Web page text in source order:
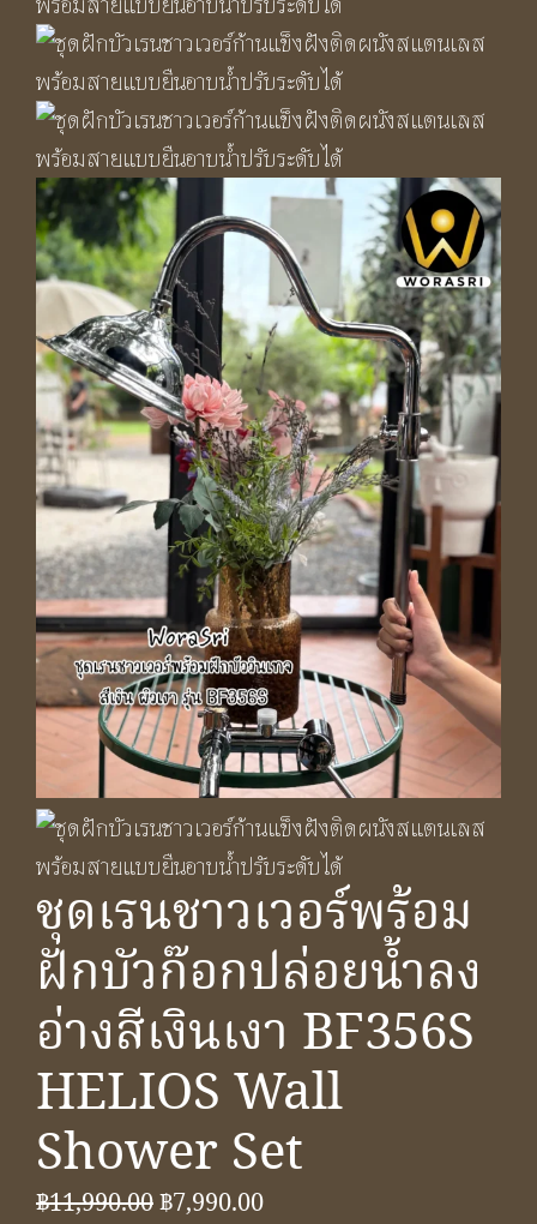
ชุดเรนชาวเวอร์พร้อม
ฝักบัวก๊อกปล่อยน้ำลง
อ่างสีเงินเงา BF356S
HELIOS Wall
Shower Set
฿11,990.00Original
฿7,990.00Current